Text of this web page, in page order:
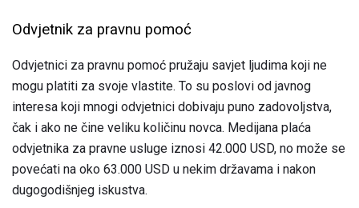
Odvjetnik za pravnu pomoć
Odvjetnici za pravnu pomoć pružaju savjet ljudima koji ne
mogu platiti za svoje vlastite. To su poslovi od javnog
interesa koji mnogi odvjetnici dobivaju puno zadovoljstva,
čak i ako ne čine veliku količinu novca. Medijana plaća
odvjetnika za pravne usluge iznosi 42.000 USD, no može se
povećati na oko 63.000 USD u nekim državama i nakon
dugogodišnjeg iskustva.